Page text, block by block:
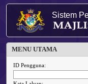
Sistem
MENU UTAMA
ID Pengguna: